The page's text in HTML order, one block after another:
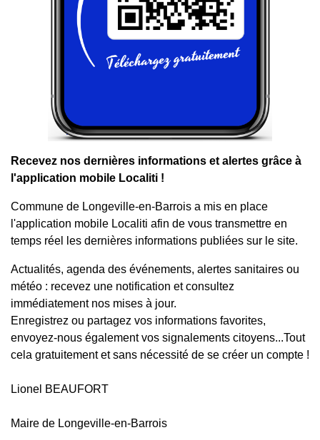
Recevez nos dernières informations et alertes grâce à
l'application mobile Localiti !
Commune de Longeville-en-Barrois a mis en place
l'application mobile Localiti afin de vous transmettre en
temps réel les dernières informations publiées sur le site.
Actualités, agenda des événements, alertes sanitaires ou
météo : recevez une notification et consultez
immédiatement nos mises à jour.
Enregistrez ou partagez vos informations favorites,
envoyez-nous également vos signalements citoyens...Tout
cela gratuitement et sans nécessité de se créer un compte !
Lionel BEAUFORT
Maire de Longeville-en-Barrois